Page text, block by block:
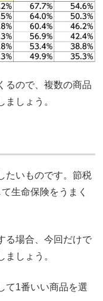
るので、複数の商品
しょう。
たいものです。節税
生命保険をうまく
る場合、今回だけで
しょう。
て1番いい商品を選